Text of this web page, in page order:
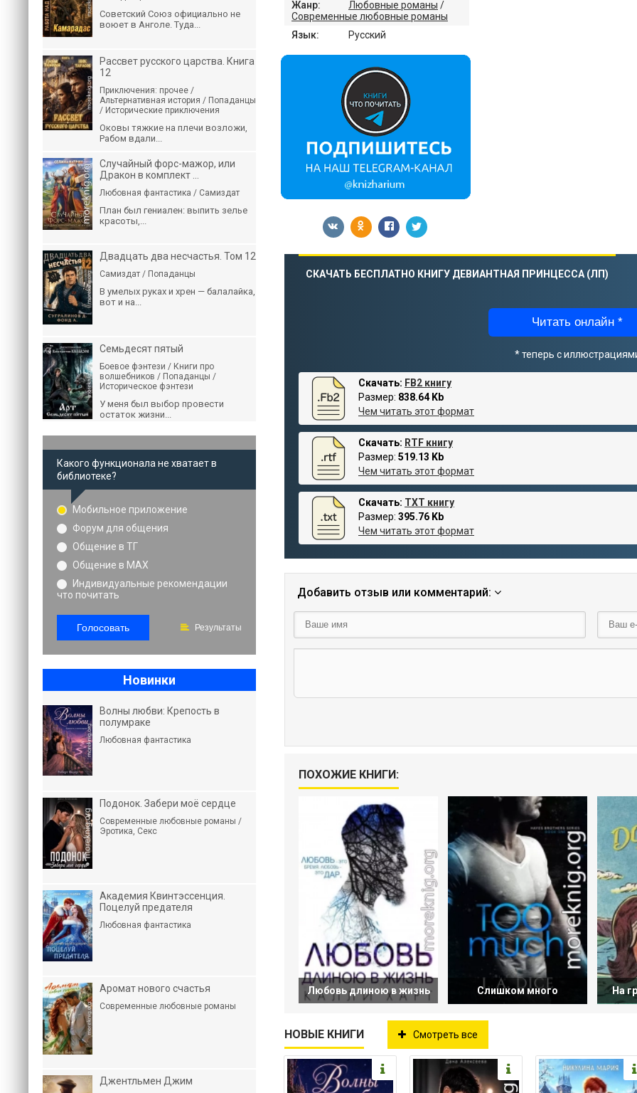
Жанр: Любовные романы /
Современные любовные романы
Язык:
Русский
СКАЧАТЬ БЕСПЛАТНО КНИГУ ДЕВИАНТНАЯ ПРИНЦЕССА (ЛП)
Читать онлайн *
* теперь с
Скачать: FB2 книгу
Размер: 838.64 Kb
Чем читать этот формат
Скачать: RTF книгу
Размер: 519.13 Kb
Чем читать этот формат
Скачать: TXT книгу
Размер: 395.76 Kb
Чем читать этот формат
Добавить отзыв или комментарий:
ПОХОЖИЕ КНИГИ:
Любовь длиною в жизнь Слишком много На
НОВЫЕ КНИГИ Смотреть все
Советский Союз официально не
воюет в Анголе. Туда...
Рассвет русского царства. Книга
12
Приключения: прочее /
Альтернативная история / Попаданцы
/ Исторические приключения
Оковы тяжкие на плечи возложи,
Рабом вдали...
Случайный форс-мажор, или
Дракон в комплект ...
Любовная фантастика / Самиздат
План был гениален: выпить зелье
красоты,...
Двадцать два несчастья. Том 12
Самиздат / Попаданцы
В умелых руках и хрен — балалайка,
вот и на...
Семьдесят пятый
Боевое фэнтези / Книги про
волшебников / Попаданцы /
Историческое фэнтези
У меня был выбор провести
остаток жизни...
Какого функционала не хватает в
библиотеке?
Мобильное приложение
Форум для общения
Общение в ТГ
Общение в MAX
Индивидуальные рекомендации
что почитать
Голосовать Результаты
Новинки
Волны любви: Крепость в
полумраке
Любовная фантастика
Подонок. Забери моё сердце
Современные любовные романы /
Эротика, Секс
Академия Квинтэссенция.
Поцелуй предателя
Любовная фантастика
Аромат нового счастья
Современные любовные романы
Джентльмен Джим